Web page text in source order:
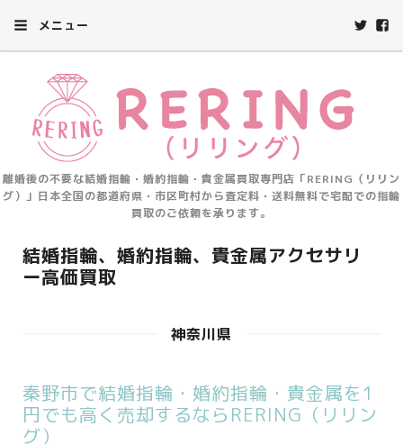
メニュー
離婚後の不要な結婚指輪・婚約指輪・貴金属買取専門店「RERING（リリン
グ）」日本全国の都道府県・市区町村から査定料・送料無料で宅配での指輪
買取のご依頼を承ります。
結婚指輪、婚約指輪、貴金属アクセサリ
ー高価買取
神奈川県
秦野市で結婚指輪・婚約指輪・貴金属を1
円でも高く売却するならRERING（リリン
グ）